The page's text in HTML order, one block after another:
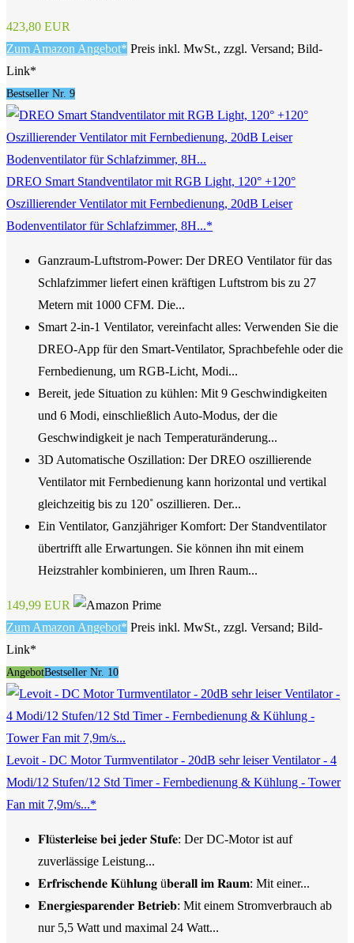
423,80 EUR
Zum Amazon Angebot* Preis inkl. MwSt., zzgl. Versand; Bild-
Link*
Bestseller Nr. 9
DREO Smart Standventilator mit RGB Light, 120° +120°
Oszillierender Ventilator mit Fernbedienung, 20dB Leiser
Bodenventilator für Schlafzimmer, 8H...*
Ganzraum-Luftstrom-Power: Der DREO Ventilator für das
Schlafzimmer liefert einen kräftigen Luftstrom bis zu 27
Metern mit 1000 CFM. Die...
Smart 2-in-1 Ventilator, vereinfacht alles: Verwenden Sie die
DREO-App für den Smart-Ventilator, Sprachbefehle oder die
Fernbedienung, um RGB-Licht, Modi...
Bereit, jede Situation zu kühlen: Mit 9 Geschwindigkeiten
und 6 Modi, einschließlich Auto-Modus, der die
Geschwindigkeit je nach Temperaturänderung...
3D Automatische Oszillation: Der DREO oszillierende
Ventilator mit Fernbedienung kann horizontal und vertikal
gleichzeitig bis zu 120˚ oszillieren. Der...
Ein Ventilator, Ganzjähriger Komfort: Der Standventilator
übertrifft alle Erwartungen. Sie können ihn mit einem
Heizstrahler kombinieren, um Ihren Raum...
149,99 EUR
Zum Amazon Angebot* Preis inkl. MwSt., zzgl. Versand; Bild-
Link*
AngebotBestseller Nr. 10
Levoit - DC Motor Turmventilator - 20dB sehr leiser Ventilator - 4
Modi/12 Stufen/12 Std Timer - Fernbedienung & Kühlung - Tower
Fan mit 7,9m/s...*
𝐅𝐥ü𝐬𝐭𝐞𝐫𝐥𝐞𝐢𝐬𝐞 𝐛𝐞𝐢 𝐣𝐞𝐝𝐞𝐫 𝐒𝐭𝐮𝐟𝐞: Der DC-Motor ist auf
zuverlässige Leistung...
𝐄𝐫𝐟𝐫𝐢𝐬𝐜𝐡𝐞𝐧𝐝𝐞 𝐊ü𝐡𝐥𝐮𝐧𝐠 ü𝐛𝐞𝐫𝐚𝐥𝐥 𝐢𝐦 𝐑𝐚𝐮𝐦: Mit einer...
𝐄𝐧𝐞𝐫𝐠𝐢𝐞𝐬𝐩𝐚𝐫𝐞𝐧𝐝𝐞𝐫 𝐁𝐞𝐭𝐫𝐢𝐞𝐛: Mit einem Stromverbrauch ab
nur 5,5 Watt und maximal 24 Watt...